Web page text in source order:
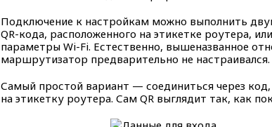
Подключение к настройкам можно выполнить
QR-кода, расположенного на этикетке роутера,
параметры Wi-Fi. Естественно, вышеназванное
маршрутизатор предварительно не настраивался.
Самый простой вариант — соединиться через
на этикетку роутера. Сам QR выглядит так, как